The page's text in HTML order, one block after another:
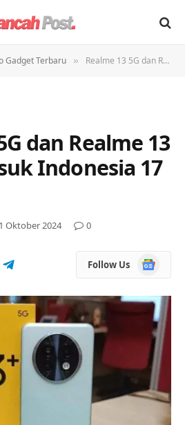
Gadget Terbaru » Realme 13 5G dan Realme 13 Plus 5G Masuk Indonesia 17 Oktober
dan Realme 13
Indonesia 17
Oktober 2024 0
Follow Us
Google
News